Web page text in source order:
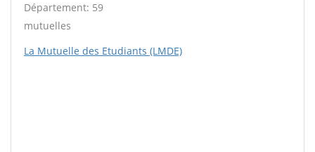
Département: 59
mutuelles
La Mutuelle des Etudiants (LMDE)